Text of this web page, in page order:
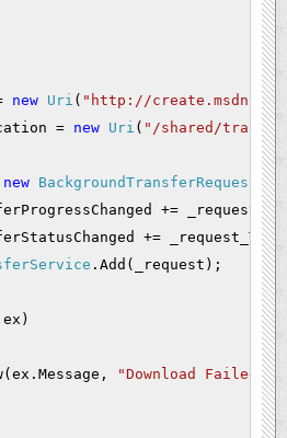
new Uri ( "http://
= new Uri ( "/shared/
new BackgroundTransferRequest
+=
+=
.Add(_request);
ex)
"Download Failed",